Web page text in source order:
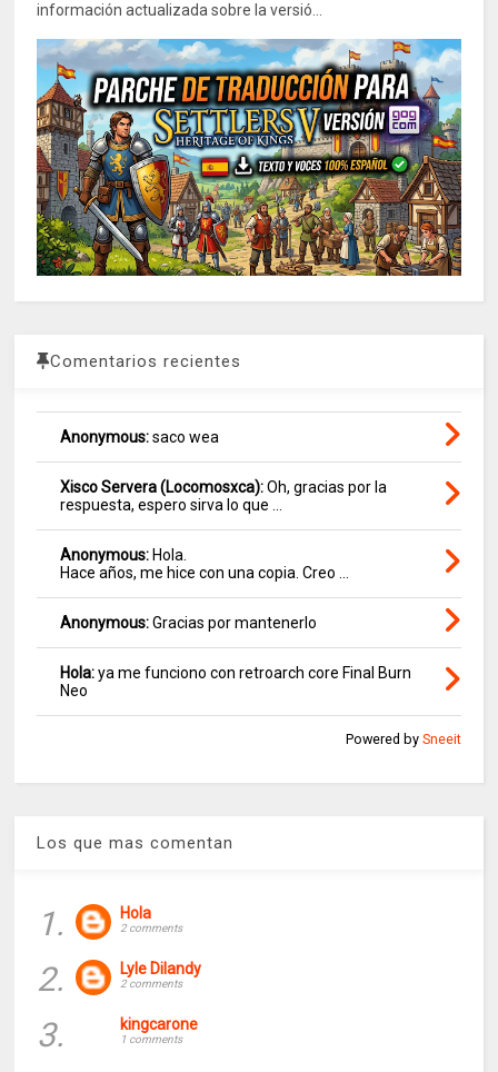
información actualizada sobre la versió...
Comentarios recientes
Anonymous:saco wea
Xisco Servera (Locomosxca):Oh, gracias por la
respuesta, espero sirva lo que ...
Anonymous: Hola.
Hace años, me hice con una copia. Creo ...
Anonymous:Gracias por mantenerlo
Hola:ya me funciono con retroarch core Final Burn
Neo
Powered by Sneeit
Los que mas comentan
1. Hola
2 comments
2. Lyle Dilandy
2 comments
3. kingcarone
1 comments